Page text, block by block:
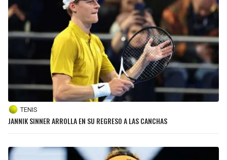
TENIS
JANNIK SINNER ARROLLA EN SU REGRESO A LAS CANCHAS